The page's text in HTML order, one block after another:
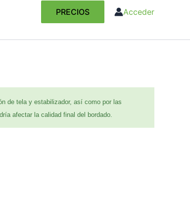
PRECIOS Acceder
de tela y estabilizador, así como por las
afectar la calidad final del bordado.